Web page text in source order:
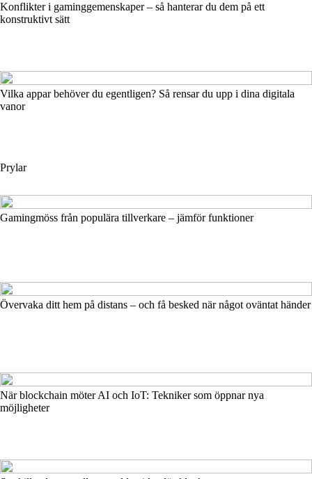
Konflikter i gaminggemenskaper – så hanterar du dem på ett
konstruktivt sätt
Vilka appar behöver du egentligen? Så rensar du upp i dina digitala
vanor
Prylar
Gamingmöss från populära tillverkare – jämför funktioner
Övervaka ditt hem på distans – och få besked när något oväntat händer
När blockchain möter AI och IoT: Tekniker som öppnar nya
möjligheter